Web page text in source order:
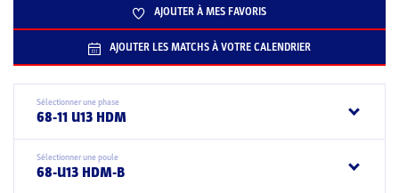
AJOUTER À MES FAVORIS
AJOUTER LES MATCHS À VOTRE CALENDRIER
Sélectionner une phase
68-11 U13 HDM
Sélectionner une poule
68-U13 HDM-B